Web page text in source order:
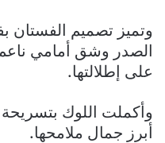
وتميز تصميم الفستان
الصدر وشق أمامي
على إطلالتها.
وأكملت اللوك
أبرز جمال ملامحها.